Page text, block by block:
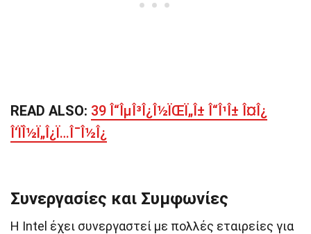
READ ALSO: 39 Î“ÎµÎ³Î¿Î½ÏŒÏ„Î± Î“Î¹Î± Î¤Î¿
Î‘ÏÎ½Ï„Î¿Ï…Î¯Î½Î¿
Συνεργασίες και Συμφωνίες
Η Intel έχει συνεργαστεί με πολλές εταιρείες για